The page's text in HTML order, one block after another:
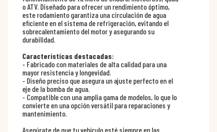
o ATV. Diseñado para ofrecer un rendimiento óptimo,
este rodamiento garantiza una circulación de agua
eficiente en el sistema de refrigeración, evitando el
sobrecalentamiento del motor y asegurando su
durabilidad.
Características destacadas:
- Fabricado con materiales de alta calidad para una
mayor resistencia y longevidad.
- Diseño preciso que asegura un ajuste perfecto en el
eje de la bomba de agua.
- Compatible con una amplia gama de modelos, lo que lo
convierte en una opción versátil para reparaciones y
mantenimiento.
Asegúrate de que tu vehículo esté siempre en las